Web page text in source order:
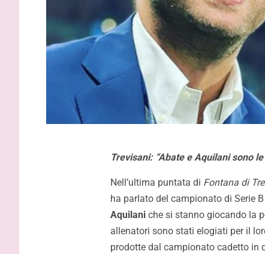
Trevisani: “Abate e Aquilani sono
Nell’ultima puntata di Fontana di
ha parlato del campionato di Serie
Aquilaniche si stanno giocando la
allenatori sono stati elogiati per il
prodotte dal campionato cadetto in